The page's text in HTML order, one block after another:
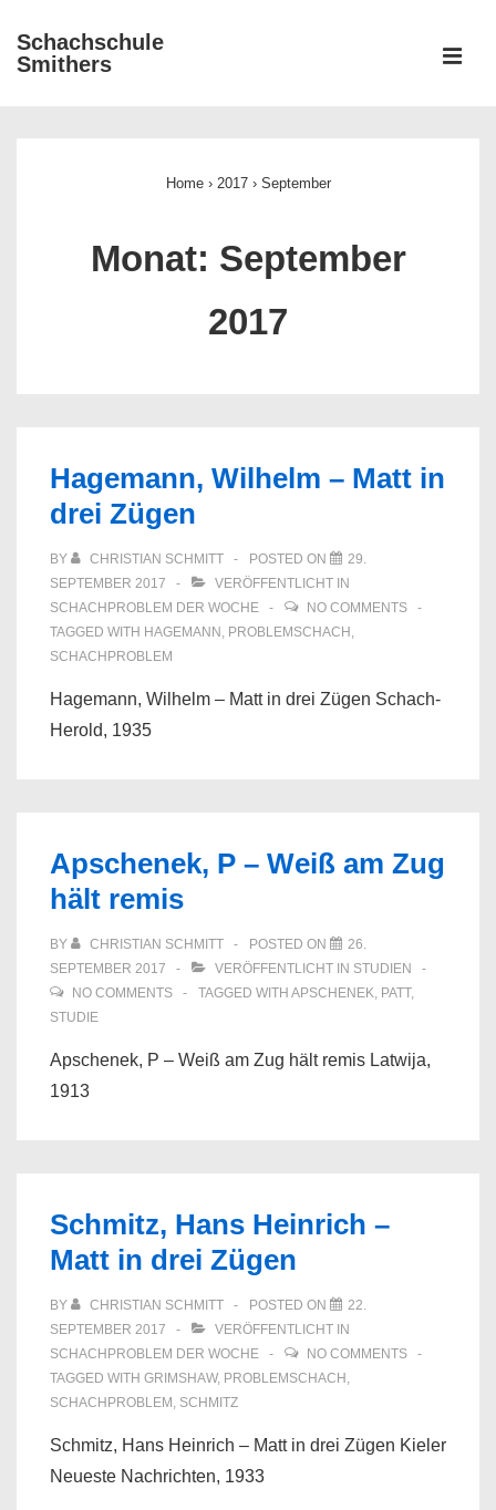
Zum
Inhalt
Schachschule
Smithers
Home › 2017 › September
Monat: September
2017
Hagemann, Wilhelm – Matt in
drei Zügen
BY CHRISTIAN SCHMITT POSTED ON
29.
SEPTEMBER 2017
VERÖFFENTLICHT IN
SCHACHPROBLEM DER WOCHE
NO COMMENTS
TAGGED WITH HAGEMANN , PROBLEMSCHACH ,
SCHACHPROBLEM
Hagemann, Wilhelm – Matt in drei Zügen Schach-
Herold, 1935
Apschenek, P – Weiß am Zug
hält remis
BY CHRISTIAN SCHMITT POSTED ON
26.
SEPTEMBER 2017
VERÖFFENTLICHT IN STUDIEN
NO COMMENTS
TAGGED WITH APSCHENEK, PATT,
STUDIE
Apschenek, P – Weiß am Zug hält remis Latwija,
1913
Schmitz, Hans Heinrich –
Matt in drei Zügen
BY CHRISTIAN SCHMITT POSTED ON
22.
SEPTEMBER 2017
VERÖFFENTLICHT IN
SCHACHPROBLEM DER WOCHE
NO COMMENTS
TAGGED WITH GRIMSHAW, PROBLEMSCHACH ,
SCHACHPROBLEM , SCHMITZ
Schmitz, Hans Heinrich – Matt in drei Zügen Kieler
Neueste Nachrichten, 1933